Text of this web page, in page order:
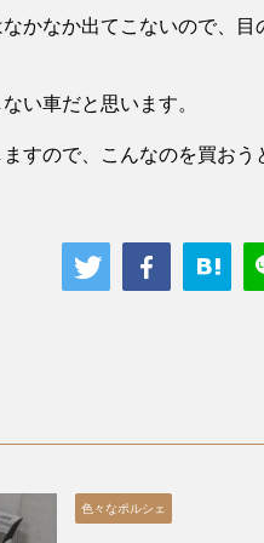
かなか出てこないので、
い車だと思います。
すので、こんなのを買お
色々なポルシェ